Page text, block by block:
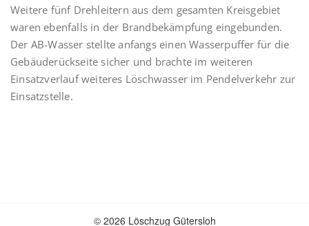
Weitere fünf Drehleitern aus dem gesamten Kreisgebiet
waren ebenfalls in der Brandbekämpfung eingebunden.
Der AB-Wasser stellte anfangs einen Wasserpuffer für die
Gebäuderückseite sicher und brachte im weiteren
Einsatzverlauf weiteres Löschwasser im Pendelverkehr zur
Einsatzstelle.
© 2026 Löschzug Gütersloh